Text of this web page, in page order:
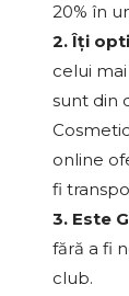
20% în
2. Îți
celui
sunt din
online
fi
3. Este
fără a fi
club.